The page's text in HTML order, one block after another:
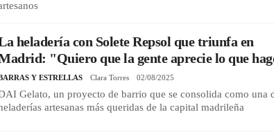
heladería con Solete Repsol que triunfa en
"Quiero que la gente aprecie lo que
Y ESTRELLAS Clara Torres 02/08/2025
Gelato, un proyecto de barrio que se consolida como una
artesanas más queridas de la capital madrileña